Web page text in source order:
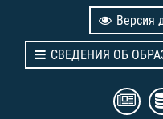
Версия
СВЕДЕНИЯ ОБ